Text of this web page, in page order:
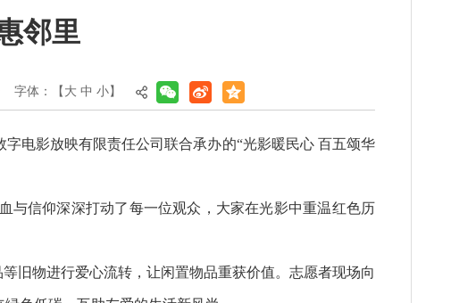
邻里
字体：【大 中 小】
电影放映有限责任公司联合承办的“光影暖民心 百五颂华
与信仰深深打动了每一位观众，大家在光影中重温红色历
旧物进行爱心流转，让闲置物品重获价值。志愿者现场向